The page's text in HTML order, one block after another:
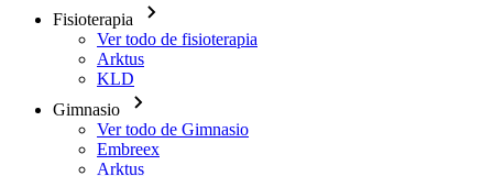
Fisioterapia
Ver todo de fisioterapia
Arktus
KLD
Gimnasio
Ver todo de Gimnasio
Embreex
Arktus